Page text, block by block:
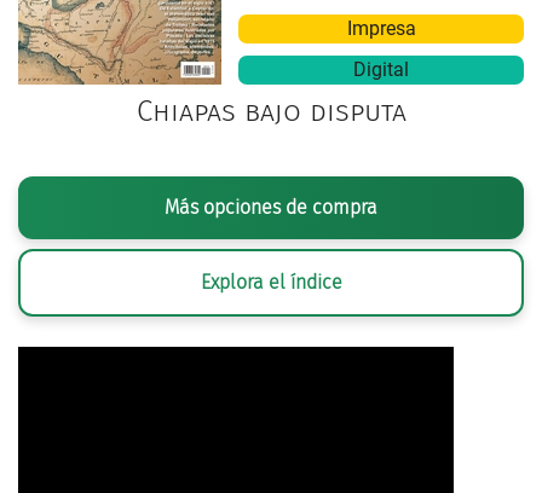
Impresa
Digital
Chiapas bajo disputa
Más opciones de compra
Explora el índice